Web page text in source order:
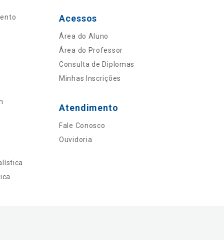
Acessos
Área do Aluno
Área do Professor
Consulta de Diplomas
Minhas Inscrições
Atendimento
Fale Conosco
Ouvidoria